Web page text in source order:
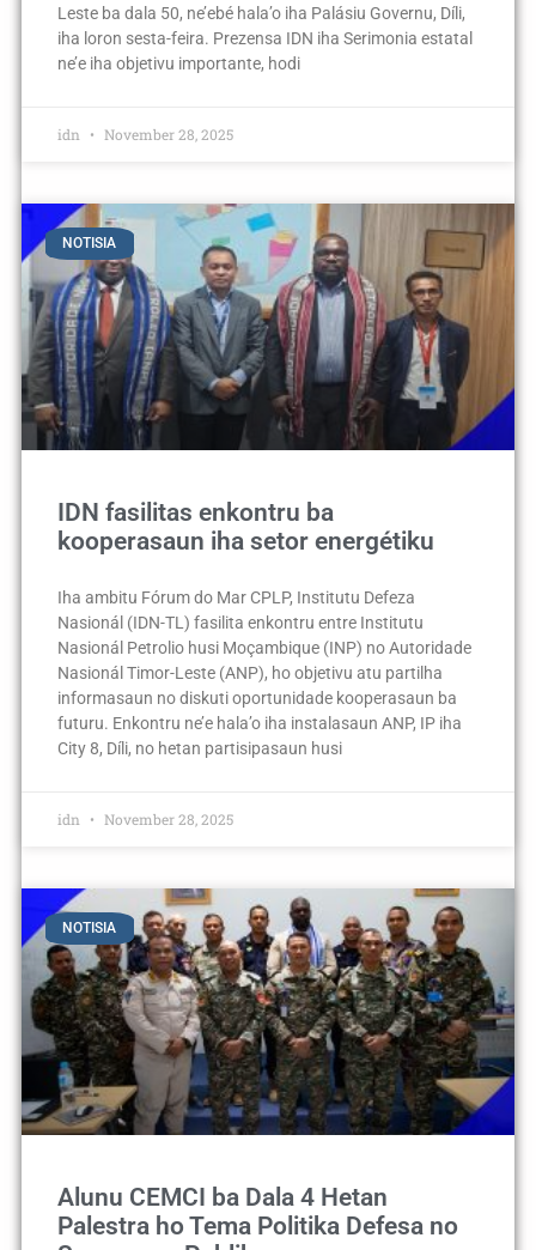
Leste ba dala 50, ne’ebé hala’o iha Palásiu Governu, Díli,
iha loron sesta-feira. Prezensa IDN iha Serimonia estatal
ne’e iha objetivu importante, hodi
idn November 28, 2025
NOTISIA
IDN fasilitas enkontru ba
kooperasaun iha setor energétiku
Iha ambitu Fórum do Mar CPLP, Institutu Defeza
Nasionál (IDN-TL) fasilita enkontru entre Institutu
Nasionál Petrolio husi Moçambique (INP) no Autoridade
Nasionál Timor-Leste (ANP), ho objetivu atu partilha
informasaun no diskuti oportunidade kooperasaun ba
futuru. Enkontru ne’e hala’o iha instalasaun ANP, IP iha
City 8, Díli, no hetan partisipasaun husi
idn November 28, 2025
NOTISIA
Alunu CEMCI ba Dala 4 Hetan
Palestra ho Tema Politika Defesa no